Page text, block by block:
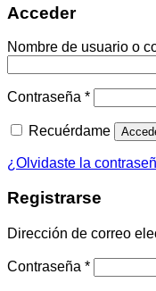
Acceder
Nombre de usuario o
Contraseña *Obligatorio
Recuérdame
¿Olvidaste la
Registrarse
Dirección de correo
Contraseña *Obligatorio